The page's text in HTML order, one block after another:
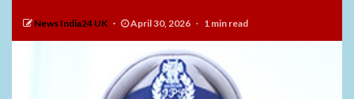
News India24 UK April 30, 2026 1 min read